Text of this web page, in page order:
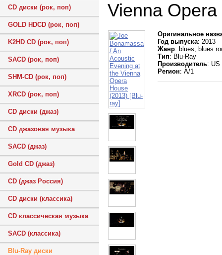
CD диски (рок, поп)
GOLD HDCD (рок, поп)
K2HD CD (рок, поп)
SACD (рок, поп)
SHM-CD (рок, поп)
XRCD (рок, поп)
CD диски (джаз)
CD джазовая музыка
SACD (джаз)
Gold CD (джаз)
CD (джаз Россия)
CD диски (классика)
CD классическая музыка
SACD (классика)
Blu-Ray диски
Vienna
Оригинальное
Год выпуска: 2013
Жанр: blues, blues
Тип: Blu-Ray
Производитель: US
Регион: A/1